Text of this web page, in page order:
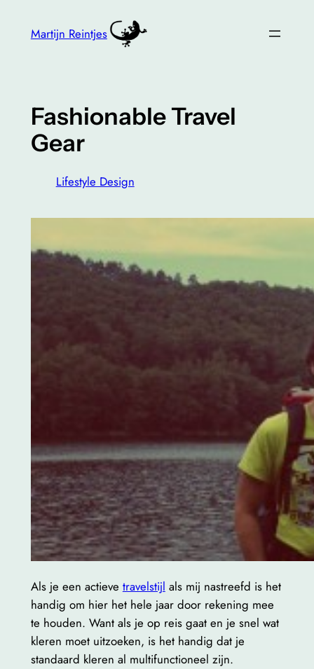
Martijn Reintjes
Fashionable Travel
Gear
Lifestyle Design
Als je een actieve travelstijl als mij nastreefd is het
handig om hier het hele jaar door rekening mee
te houden. Want als je op reis gaat en je snel wat
kleren moet uitzoeken, is het handig dat je
standaard kleren al multifunctioneel zijn.